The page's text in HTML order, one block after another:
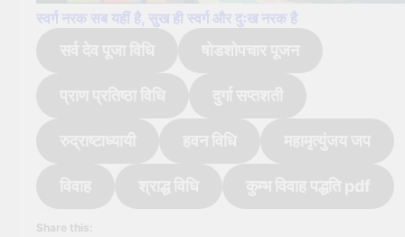
स्वर्ग नरक सब यहीं है, सुख ही स्वर्ग और दुःख नरक है
Share this: